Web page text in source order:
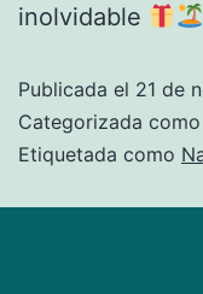
inolvidable
Publicada el 21 de
Categorizada como
Etiquetada como